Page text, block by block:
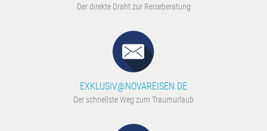
Der direkte Draht zur Reiseberatung
EXKLUSIV@NOVAREISEN.DE
Der schnellste Weg zum Traumurlaub